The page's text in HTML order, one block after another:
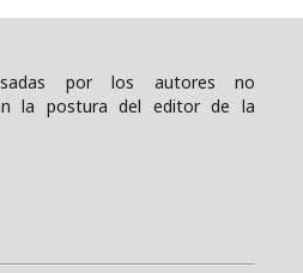
por los autores no
la postura del editor de la